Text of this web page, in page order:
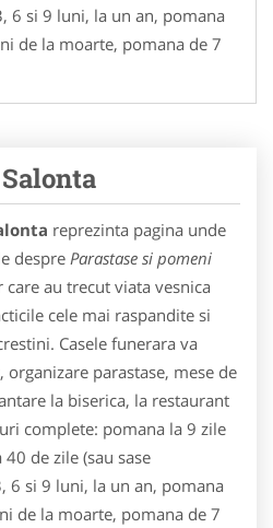
6 si 9 luni, la un an, pomana
de la moarte, pomana de 7
reprezinta pagina unde
despre Parastase si pomeni
care au trecut viata vesnica
cele mai raspandite si
Casele funerara va
parastase, mese de
la biserica, la restaurant
complete: pomana la 9 zile
de zile (sau sase
6 si 9 luni, la un an, pomana
de la moarte, pomana de 7